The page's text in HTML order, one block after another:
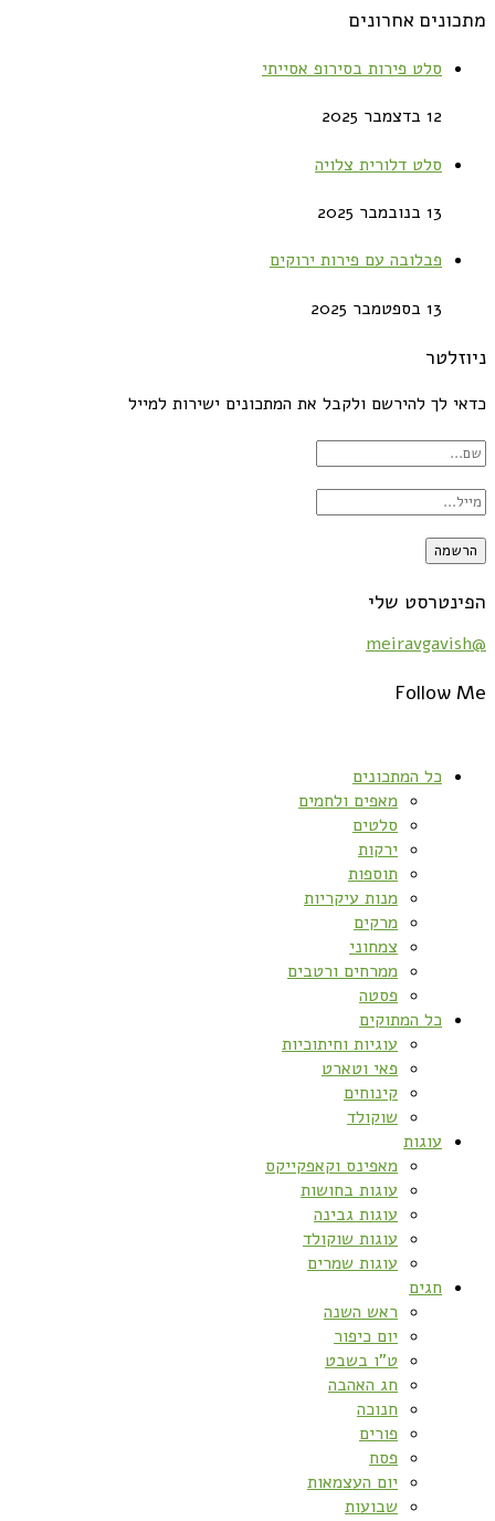
מתכונים אחרונים
סלט פירות בסירופ אסייתי
12 בדצמבר 2025
סלט דלורית צלויה
13 בנובמבר 2025
פבלובה עם פירות ירוקים
13 בספטמבר 2025
ניוזלטר
כדאי לך להירשם ולקבל את המתכונים ישירות למייל
הפינטרסט שלי
@meiravgavish
Follow Me
כל המתכונים
מאפים ולחמים
סלטים
ירקות
תוספות
מנות עיקריות
מרקים
צמחוני
ממרחים ורטבים
פסטה
כל המתוקים
עוגיות וחיתוכיות
פאי וטארט
קינוחים
שוקולד
עוגות
מאפינס וקאפקייקס
עוגות בחושות
עוגות גבינה
עוגות שוקולד
עוגות שמרים
חגים
ראש השנה
יום כיפור
ט”ו בשבט
חג האהבה
חנוכה
פורים
פסח
יום העצמאות
שבועות